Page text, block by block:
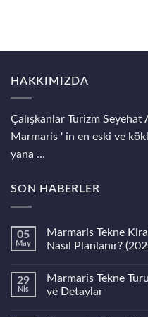
HAKKIMIZDA
Çalışkanlar Turizm Seyehat
Marmaris ' in en eski ve
yana ...
SON HABERLER
05
May
Marmaris Tekne
Nasıl Planlanır?
Marmaris
Tekne
Kiralama
29
Nis
Marmaris Tekne
ve Detaylar